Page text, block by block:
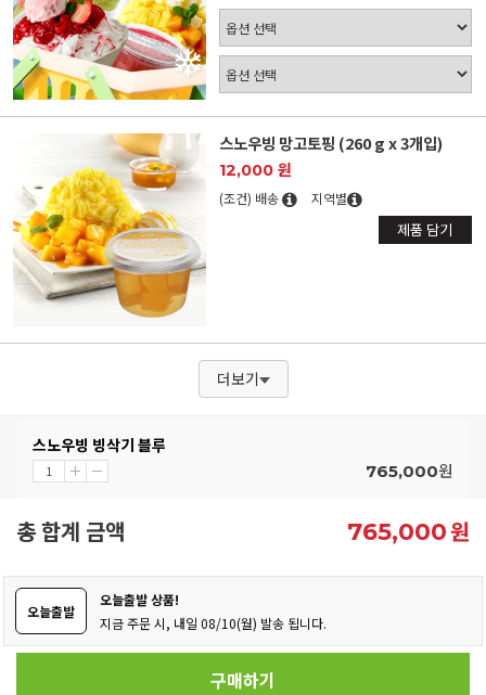
스노우빙 망고토핑 (260 g x 3개입)
12,000 원
(조건) 배송 지역별
제품 담기
더보기
스노우빙 빙삭기 블루
765,000원
총 합계 금액 765,000원
오늘출발
오늘출발 상품!
지금 주문 시, 내일 08/10(월) 발송 됩니다.
구매하기